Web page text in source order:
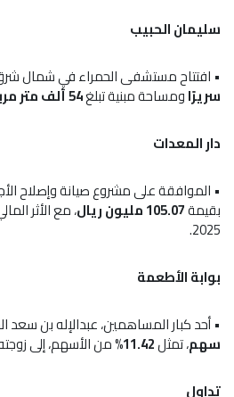
سليمان الحبيب
• افتتاح مستشفى الحمراء في شمال
سريرًاومساحة مبنية تبلغ54 ألف متر مربع
دار المعدات
• الموافقة على مشروع صيانة وإصلاح
بقيمة105.07 مليون ريال ، مع الأثر
2025.
بوابة الأطعمة
• أحد كبار المساهمين، عبدالإله بن سعد
سهم، تمثل11.42% من الأسهم، إلى
تداول